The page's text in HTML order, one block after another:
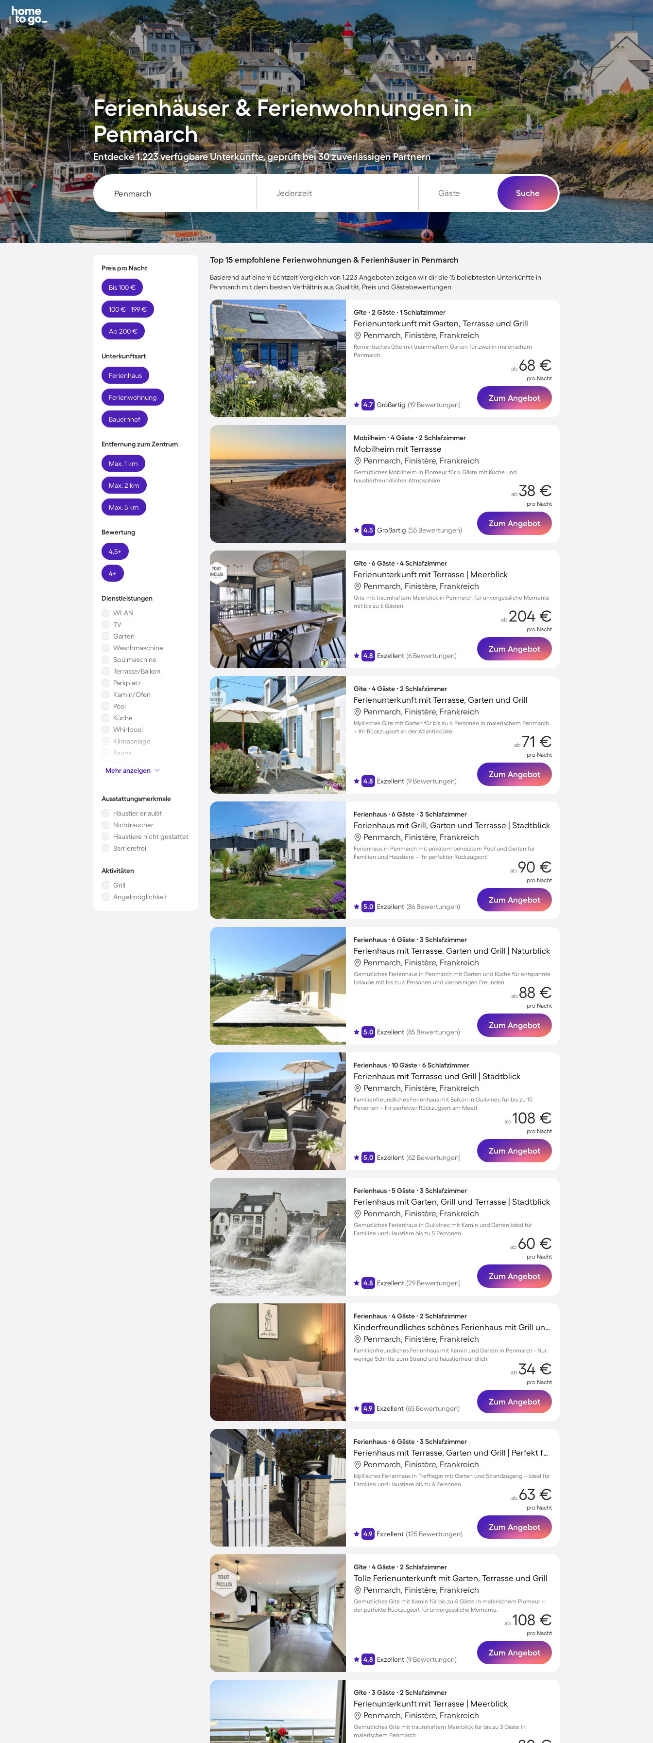
Ferienhäuser & Ferienwohnungen in
Penmarch
Entdecke 1.223 verfügbare Unterkünfte, geprüft bei 30 zuverlässigen Partnern
Jederzeit Gäste Suche
Preis pro Nacht
Bis 100 €
100 € - 199 €
Ab 200 €
Unterkunftsart
Ferienhaus
Ferienwohnung
Bauernhof
Entfernung zum Zentrum
Max. 1 km
Max. 2 km
Max. 5 km
Bewertung
4,5+
4+
Dienstleistungen
WLAN
TV
Garten
Waschmaschine
Spülmaschine
Terrasse/Balkon
Parkplatz
Kamin/Ofen
Pool
Küche
Whirlpool
Klimaanlage
Sauna
Mikrowelle
Kinderbett
Mehr anzeigen
Ausstattungsmerkmale
Haustier erlaubt
Nichtraucher
Haustiere nicht gestattet
Barrierefrei
Aktivitäten
Grill
Angelmöglichkeit
Top 15 empfohlene Ferienwohnungen & Ferienhäuser in Penmarch
Basierend auf einem Echtzeit-Vergleich von 1.223 Angeboten zeigen wir dir die 15 beliebtesten Unterkünfte in
Penmarch mit dem besten Verhältnis aus Qualität, Preis und Gästebewertungen.
Gîte ∙ 2 Gäste ∙ 1 Schlafzimmer
Ferienunterkunft mit Garten, Terrasse und Grill
Penmarch, Finistère, Frankreich
Romantisches Gîte mit traumhaftem Garten für zwei in malerischem
Penmarch
4.7 Großartig (19 Bewertungen)
ab 68 €
pro Nacht
Zum Angebot
Mobilheim ∙ 4 Gäste ∙ 2 Schlafzimmer
Mobilheim mit Terrasse
Penmarch, Finistère, Frankreich
Gemütliches Mobilheim in Plomeur für 4 Gäste mit Küche und
haustierfreundlicher Atmosphäre
4.5 Großartig (55 Bewertungen)
ab 38 €
pro Nacht
Zum Angebot
Gîte ∙ 6 Gäste ∙ 4 Schlafzimmer
Ferienunterkunft mit Terrasse | Meerblick
Penmarch, Finistère, Frankreich
Gite mit traumhaftem Meerblick in Penmarch für unvergessliche Momente
mit bis zu 6 Gästen
4.8 Exzellent (6 Bewertungen)
ab 204 €
pro Nacht
Zum Angebot
Gîte ∙ 4 Gäste ∙ 2 Schlafzimmer
Ferienunterkunft mit Terrasse, Garten und Grill
Penmarch, Finistère, Frankreich
Idyllisches Gite mit Garten für bis zu 4 Personen in malerischem Penmarch
– Ihr Rückzugsort an der Atlantikküste
4.8 Exzellent (9 Bewertungen)
ab 71 €
pro Nacht
Zum Angebot
Ferienhaus ∙ 6 Gäste ∙ 3 Schlafzimmer
Ferienhaus mit Grill, Garten und Terrasse | Stadtblick
Penmarch, Finistère, Frankreich
Ferienhaus in Penmarch mit privatem beheiztem Pool und Garten für
Familien und Haustiere – Ihr perfekter Rückzugsort!
5.0 Exzellent (86 Bewertungen)
ab 90 €
pro Nacht
Zum Angebot
Ferienhaus ∙ 6 Gäste ∙ 3 Schlafzimmer
Ferienhaus mit Terrasse, Garten und Grill | Naturblick
Penmarch, Finistère, Frankreich
Gemütliches Ferienhaus in Penmarch mit Garten und Küche für entspannte
Urlaube mit bis zu 6 Personen und vierbeinigen Freunden
5.0 Exzellent (85 Bewertungen)
ab 88 €
pro Nacht
Zum Angebot
Ferienhaus ∙ 10 Gäste ∙ 6 Schlafzimmer
Ferienhaus mit Terrasse und Grill | Stadtblick
Penmarch, Finistère, Frankreich
Familienfreundliches Ferienhaus mit Balkon in Guilvinec für bis zu 10
Personen – Ihr perfekter Rückzugsort am Meer!
5.0 Exzellent (62 Bewertungen)
ab 108 €
pro Nacht
Zum Angebot
Ferienhaus ∙ 5 Gäste ∙ 3 Schlafzimmer
Ferienhaus mit Garten, Grill und Terrasse | Stadtblick
Penmarch, Finistère, Frankreich
Gemütliches Ferienhaus in Guilvinec mit Kamin und Garten ideal für
Familien und Haustiere bis zu 5 Personen
4.8 Exzellent (29 Bewertungen)
ab 60 €
pro Nacht
Zum Angebot
Ferienhaus ∙ 4 Gäste ∙ 2 Schlafzimmer
Kinderfreundliches schönes Ferienhaus mit Grill und Garten | Haustierfreundlich
Penmarch, Finistère, Frankreich
Familienfreundliches Ferienhaus mit Kamin und Garten in Penmarch - Nur
wenige Schritte zum Strand und haustierfreundlich!
4.9 Exzellent (65 Bewertungen)
ab 34 €
pro Nacht
Zum Angebot
Ferienhaus ∙ 6 Gäste ∙ 3 Schlafzimmer
Ferienhaus mit Terrasse, Garten und Grill | Perfekt für die Arbeit von Zuhause
Penmarch, Finistère, Frankreich
Idyllisches Ferienhaus in Treffiagat mit Garten und Strandzugang – ideal für
Familien und Haustiere bis zu 6 Personen
4.9 Exzellent (125 Bewertungen)
ab 63 €
pro Nacht
Zum Angebot
Gîte ∙ 4 Gäste ∙ 2 Schlafzimmer
Tolle Ferienunterkunft mit Garten, Terrasse und Grill
Penmarch, Finistère, Frankreich
Gemütliches Gite mit Kamin für bis zu 4 Gäste in malerischem Plomeur –
der perfekte Rückzugsort für unvergessliche Momente.
4.8 Exzellent (9 Bewertungen)
ab 108 €
pro Nacht
Zum Angebot
Gîte ∙ 3 Gäste ∙ 2 Schlafzimmer
Ferienunterkunft mit Terrasse | Meerblick
Penmarch, Finistère, Frankreich
Gemütliches Gite mit traumhaftem Meerblick für bis zu 3 Gäste in
malerischem Penmarch